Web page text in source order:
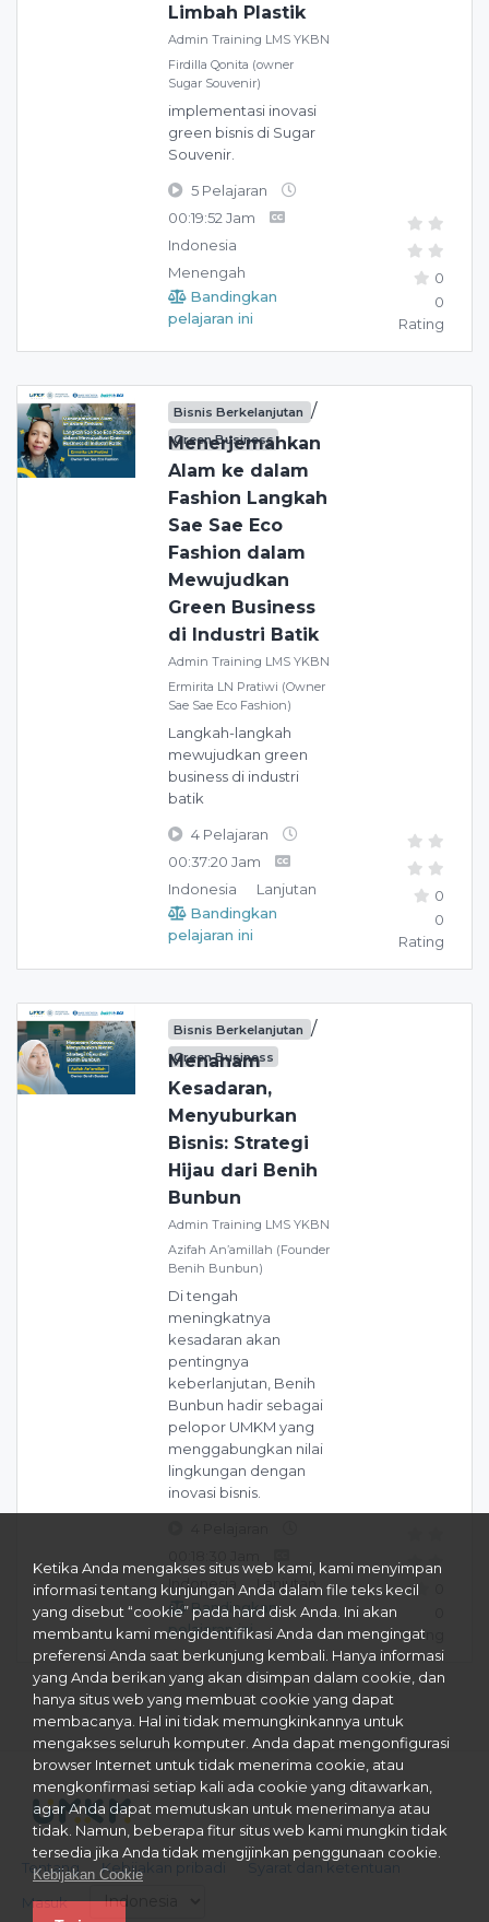
Ketika Anda mengakses situs web kami, kami menyimpan
informasi tentang kunjungan Anda dalam file teks kecil
yang disebut “cookie” pada hard disk Anda. Ini akan
membantu kami mengidentifikasi Anda dan mengingat
preferensi Anda saat berkunjung kembali. Hanya informasi
yang Anda berikan yang akan disimpan dalam cookie, dan
hanya situs web yang membuat cookie yang dapat
membacanya. Hal ini tidak memungkinkannya untuk
mengakses seluruh komputer. Anda dapat mengonfigurasi
browser Internet untuk tidak menerima cookie, atau
mengkonfirmasi setiap kali ada cookie yang ditawarkan,
agar Anda dapat memutuskan untuk menerimanya atau
tidak. Namun, beberapa fitur situs web kami mungkin tidak
tersedia jika Anda tidak mengijinkan penggunaan cookie.
Kebijakan Cookie
Limbah Plastik
Admin Training LMS YKBN
Firdilla Qonita (owner
Sugar Souvenir)
implementasi inovasi
green bisnis di Sugar
Souvenir.
5 Pelajaran
00:19:52 Jam
Indonesia
Menengah
Bandingkan
pelajaran ini
0
0
Rating
Bisnis Berkelanjutan /
Green Business
Menerjemahkan
Alam ke dalam
Fashion Langkah
Sae Sae Eco
Fashion dalam
Mewujudkan
Green Business
di Industri Batik
Admin Training LMS YKBN
Ermirita LN Pratiwi (Owner
Sae Sae Eco Fashion)
Langkah-langkah
mewujudkan green
business di industri
batik
4 Pelajaran
00:37:20 Jam
Indonesia
Lanjutan
Bandingkan
pelajaran ini
0
0
Rating
Bisnis Berkelanjutan /
Green Business
Menanam
Kesadaran,
Menyuburkan
Bisnis: Strategi
Hijau dari Benih
Bunbun
Admin Training LMS YKBN
Azifah An’amillah (Founder
Benih Bunbun)
Di tengah
meningkatnya
kesadaran akan
pentingnya
keberlanjutan, Benih
Bunbun hadir sebagai
pelopor UMKM yang
menggabungkan nilai
lingkungan dengan
inovasi bisnis.
Indonesia
Lanjutan
Bandingkan
pelajaran ini
Rating
Tentang Kebijakan pribadi
Syarat dan ketentuan
Masuk